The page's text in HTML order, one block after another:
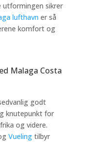
utformingen sikrer
lufthavn er så
komfort og
Malaga Costa
godt
knutepunkt for
og videre.
Vuelingtilbyr